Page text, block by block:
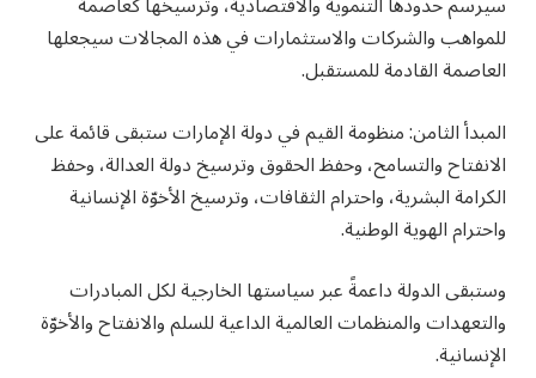
للمواهب والشركات والاستثمارات في هذه المجالات سيجعلها
العاصمة القادمة للمستقبل.
المبدأ الثامن: منظومة القيم في دولة الإمارات ستبقى قائمة على
الانفتاح والتسامح، وحفظ الحقوق وترسيخ دولة العدالة، وحفظ
الكرامة البشرية، واحترام الثقافات، وترسيخ الأخوّة الإنسانية
واحترام الهوية الوطنية.
وستبقى الدولة داعمةً عبر سياستها الخارجية لكل المبادرات
والتعهدات والمنظمات العالمية الداعية للسلم والانفتاح والأخوّة
الإنسانية.